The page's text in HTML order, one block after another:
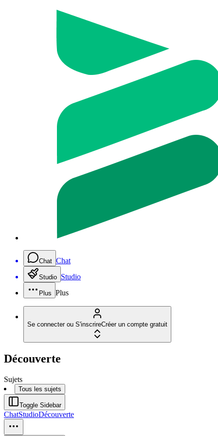
Chat Chat
Studio Studio
Plus Plus
Se connecter ou S'inscrireCréer un compte gratuit
Découverte
Sujets
Tous les sujets
Toggle Sidebar
ChatStudioDécouverte